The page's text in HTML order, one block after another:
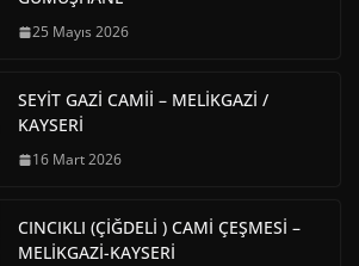
25 Mayıs 2026
SEYİT GAZİ CAMİİ – MELİKGAZİ /
KAYSERİ
16 Mart 2026
CINCIKLI (ÇİĞDELİ ) CAMİ ÇEŞMESİ –
MELİKGAZİ-KAYSERİ